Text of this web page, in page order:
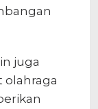
juga
olahraga